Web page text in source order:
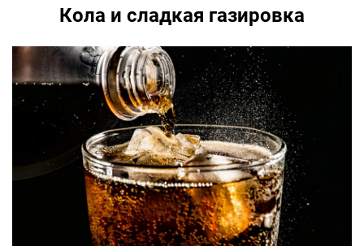
Кола и сладкая газировка